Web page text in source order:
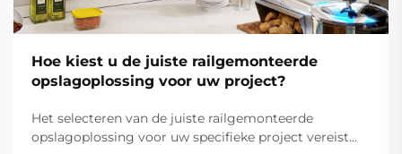
Hoe kiest u de juiste railgemonteerde
opslagoplossing voor uw project?
Het selecteren van de juiste railgemonteerde
opslagoplossing voor uw specifieke project vereist